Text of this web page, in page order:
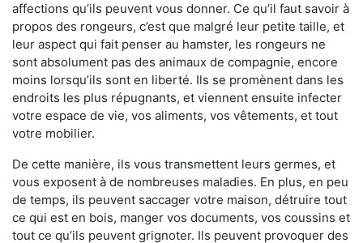
affections qu’ils peuvent vous donner. Ce qu’il faut savoir à
propos des rongeurs, c’est que malgré leur petite taille, et
leur aspect qui fait penser au hamster, les rongeurs ne
sont absolument pas des animaux de compagnie, encore
moins lorsqu’ils sont en liberté. Ils se promènent dans les
endroits les plus répugnants, et viennent ensuite infecter
votre espace de vie, vos aliments, vos vêtements, et tout
votre mobilier.
De cette manière, ils vous transmettent leurs germes, et
vous exposent à de nombreuses maladies. En plus, en peu
de temps, ils peuvent saccager votre maison, détruire tout
ce qui est en bois, manger vos documents, vos coussins et
tout ce qu’ils peuvent grignoter. Ils peuvent provoquer des